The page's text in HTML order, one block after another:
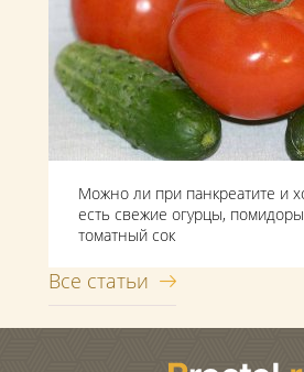
Можно ли при панкреатите и
есть свежие огурцы,
томатный сок
Все статьи